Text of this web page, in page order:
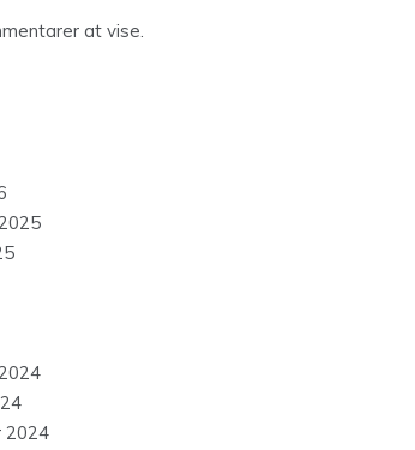
at vise.
2024